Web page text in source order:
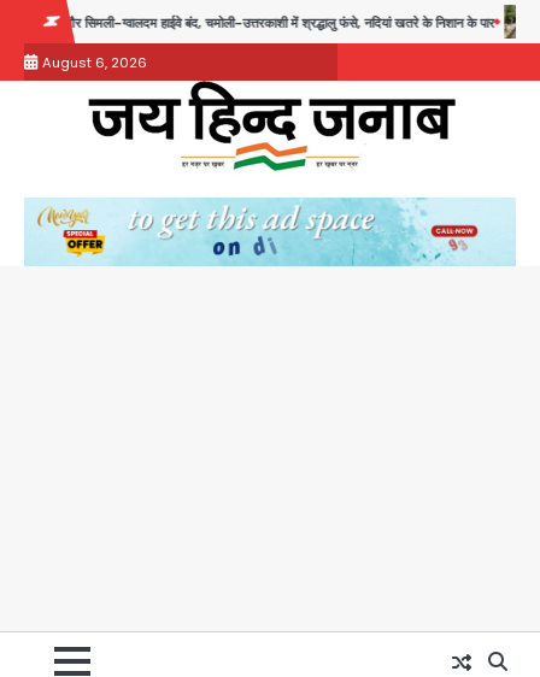
content
उत्तरकाशी में श्रद्धालु फंसे, नदियां खतरे के निशान के पार Noida road repair delays:
August 6, 2026